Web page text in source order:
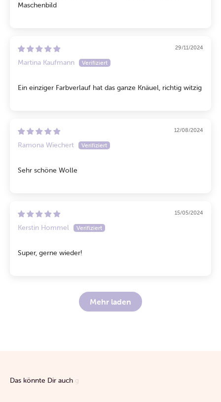
Maschenbild
29/11/2024
Martina Kaufmann
Ein einziger Farbverlauf hat das ganze Knäuel, richtig witzig
12/08/2024
Ramona Wiechert
Sehr schöne Wolle
15/05/2024
Kerstin Hommel
Super, gerne wieder!
Mehr laden